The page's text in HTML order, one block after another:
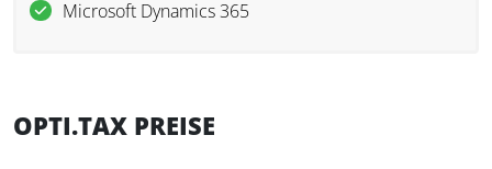
Microsoft Dynamics 365
OPTI.TAX PREISE